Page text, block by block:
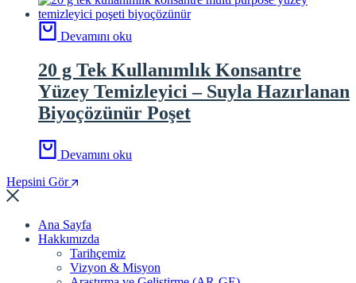
Devamını oku
20 g Tek Kullanımlık Konsantre
Yüzey Temizleyici – Suyla Hazırlanan
Biyoçözünür Poşet
Devamını oku
Hepsini Gör
Ana Sayfa
Hakkımızda
Tarihçemiz
Vizyon & Misyon